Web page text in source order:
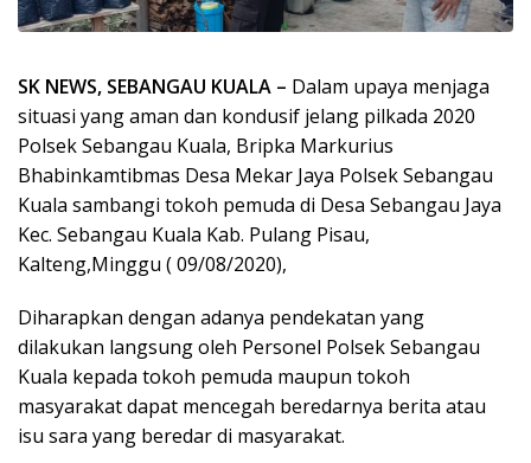
SK NEWS, SEBANGAU KUALA – Dalam upaya menjaga
situasi yang aman dan kondusif jelang pilkada 2020
Polsek Sebangau Kuala, Bripka Markurius
Bhabinkamtibmas Desa Mekar Jaya Polsek Sebangau
Kuala sambangi tokoh pemuda di Desa Sebangau Jaya
Kec. Sebangau Kuala Kab. Pulang Pisau,
Kalteng,Minggu ( 09/08/2020),
Diharapkan dengan adanya pendekatan yang
dilakukan langsung oleh Personel Polsek Sebangau
Kuala kepada tokoh pemuda maupun tokoh
masyarakat dapat mencegah beredarnya berita atau
isu sara yang beredar di masyarakat.